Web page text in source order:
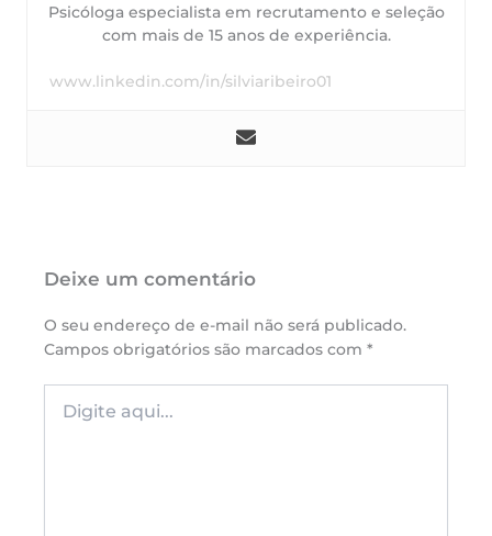
Psicóloga especialista em recrutamento e seleção
com mais de 15 anos de experiência.
www.linkedin.com/in/silviaribeiro01
Deixe um comentário
O seu endereço de e-mail não será publicado.
Campos obrigatórios são marcados com*
aqui...